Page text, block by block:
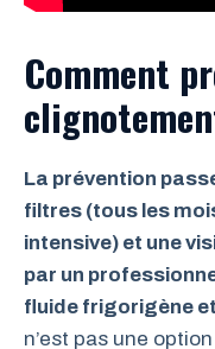
Comment
La prévention
filtres (tous les
intensive) et une
par un
fluide frigorigène
n’est pas une